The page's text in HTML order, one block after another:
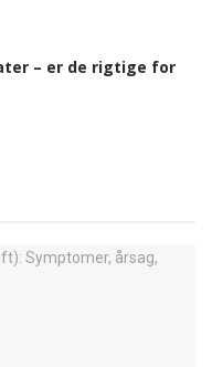
– er de rigtige for